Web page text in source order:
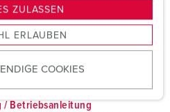
ZULASSEN
ERLAUBEN
COOKIES
Xtra R mit ErgoCONTACT® 13572
Xtra R mit ErgoCONTACT® 13572
/ Betriebsanleitung